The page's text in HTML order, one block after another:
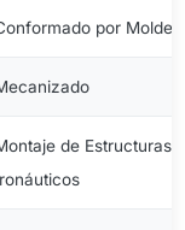
por
de Estructuras